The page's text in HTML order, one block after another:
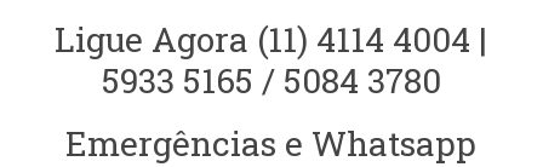
Ligue Agora (11) 4114 4004 |
5933 5165 / 5084 3780
Emergências e Whatsapp